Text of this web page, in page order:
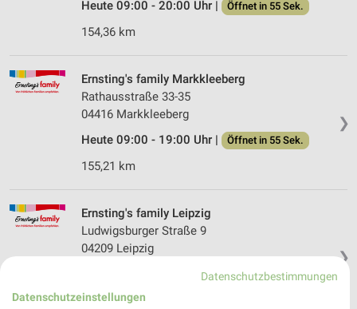
Heute 09:00 - 20:00 Uhr |
Öffnet in 55 Sek.
154,36 km
❯
Ernsting's family Markkleeberg
Rathausstraße 33-35
04416 Markkleeberg
Heute 09:00 - 19:00 Uhr |
Öffnet in 55 Sek.
155,21 km
❯
Ernsting's family Leipzig
Ludwigsburger Straße 9
04209 Leipzig
Heute 09:00 - 20:00 Uhr | Öffnet in 55 Sek.
153,82 km
Datenschutzbestimmungen
Datenschutzeinstellungen